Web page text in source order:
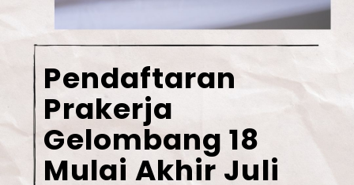
Pendaftaran
Prakerja
Gelombang 18
Mulai Akhir Juli